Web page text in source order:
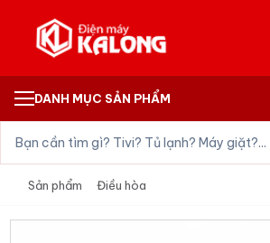
DANH MỤC SẢN PHẨM
Sản phẩm Điều hòa